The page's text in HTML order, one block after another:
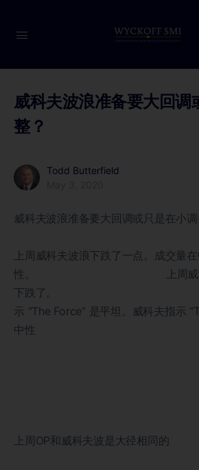
威科夫波浪准备要大回调
整？
Todd Butterfield
威科夫波浪准备要大回调或只是在小调
上周威科夫波浪下跌了一点。成交量
性。 上周威科夫指示
下跌了。 上周
示 “The Force” 是平坦。威科夫指示
中性
上周OP和威科夫波是大径相同的